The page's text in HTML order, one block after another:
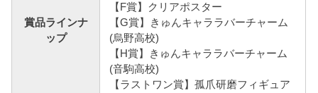
賞品ラインナ
ップ
【F賞】クリアポスター
【G賞】きゅんキャララバーチャーム
(烏野高校)
【H賞】きゅんキャララバーチャーム
(音駒高校)
【ラストワン賞】孤爪研磨フィギュア